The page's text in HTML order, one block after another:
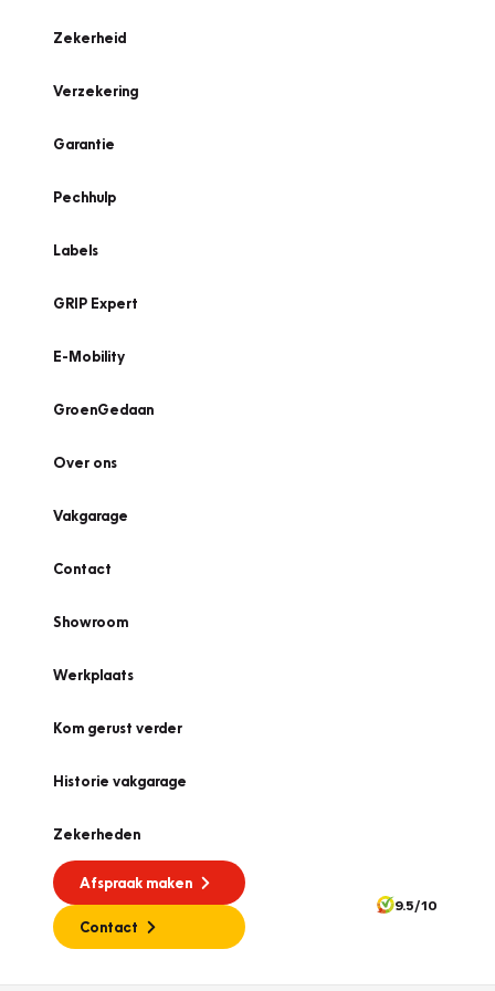
Zekerheid
Verzekering
Garantie
Pechhulp
Labels
GRIP Expert
E-Mobility
GroenGedaan
Over ons
Vakgarage
Contact
Showroom
Werkplaats
Kom gerust verder
Historie vakgarage
Zekerheden
Afspraak maken
Contact
9.5/10